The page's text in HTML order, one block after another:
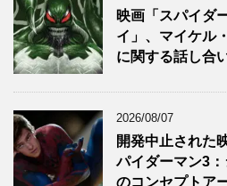
映画「スパイダ
イ」、マイケル
に関する話し合
2026/08/07
開発中止された
パイダーマン3：
のコンセプトア